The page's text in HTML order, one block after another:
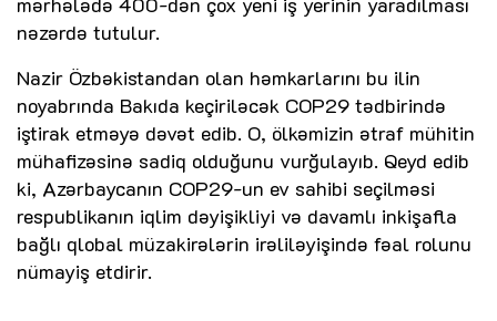
nəzərdə tutulur.
Nazir Özbəkistandan olan həmkarlarını bu ilin
noyabrında Bakıda keçiriləcək COP29 tədbirində
iştirak etməyə dəvət edib. O, ölkəmizin ətraf mühitin
mühafizəsinə sadiq olduğunu vurğulayıb. Qeyd edib
ki, Azərbaycanın COP29-un ev sahibi seçilməsi
respublikanın iqlim dəyişikliyi və davamlı inkişafla
bağlı qlobal müzakirələrin irəliləyişində fəal rolunu
nümayiş etdirir.